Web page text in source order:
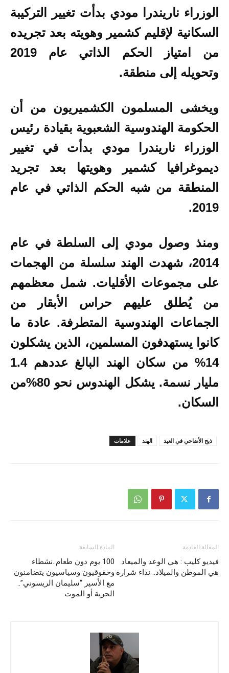
الوزراء ناريندرا مودي بدأت تغيير التركيبة
السكانية لإقليم كشمير وهويته بعد تجريده
من امتياز الحكم الذاتي عام 2019
وتحويله إلى منطقة.
ويخشى المسلمون الكشميريون من أن
الحكومة الهندوسية الشعبوية بقيادة رئيس
الوزراء ناريندرا مودي بدأت في تغيير
ديموغرافيا كشمير وهويتها بعد تجريد
المنطقة من شبه الحكم الذاتي في عام
2019.
ومنذ وصول مودي إلى السلطة في عام
2014، شهدت الهند سلسلة من الهجمات
على مجموعات الأقليات. شمل معظمهم
من يُطلق عليهم حراس الأبقار من
الجماعات الهندوسية المتطرفة. عادة ما
كانوا يستهدفون المسلمين، الذين يشكلون
14% من سكان الهند البالغ عددهم 1.4
مليار نسمة. يشكل الهندوس نحو 80%من
السكان.
علامات الهند ذبح الأضاحي في العيد
المادة السابقة
100 يوم دون طعام..نشطاء
وحقوقيون وسياسيون يتضامنون
مع الأسير “سليمان الريسوني”..
الحرية أو الموت
المقالة القادمة
فيديو كليب : هي الوعد والميعاد
هي الموطن والميلاد.. نداء شرارة